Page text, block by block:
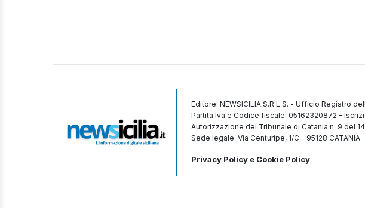
Editore: NEWSICILIA S.R.L.S. - Ufficio Registro
Partita Iva e Codice fiscale: 05162320872 -
Autorizzazione del Tribunale di Catania n. 9 del
Sede legale: Via Centuripe, 1/C - 95128 CATANIA -
Privacy Policy e Cookie Policy